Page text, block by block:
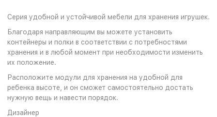
Серия удобной и устойчивой мебели для хранения игрушек.
Благодаря направляющим вы можете установить
контейнеры и полки в соответствии с потребностями
хранения и в любой момент при необходимости изменить
их положение.
Расположите модули для хранения на удобной для
ребенка высоте, и он сможет самостоятельно достать
нужную вещь и навести порядок.
Дизайнер